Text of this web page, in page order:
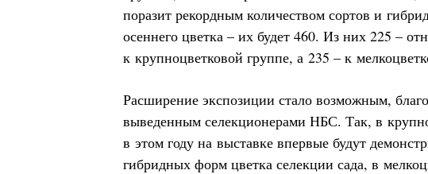
поразит рекордным количеством сортов и
осеннего цветка – их будет 460. Из них 225 –
к крупноцветковой группе, а 235 – к
Расширение экспозиции стало возможным,
выведенным селекционерами НБС. Так, в
в этом году на выставке впервые будут
гибридных форм цветка селекции сада, в